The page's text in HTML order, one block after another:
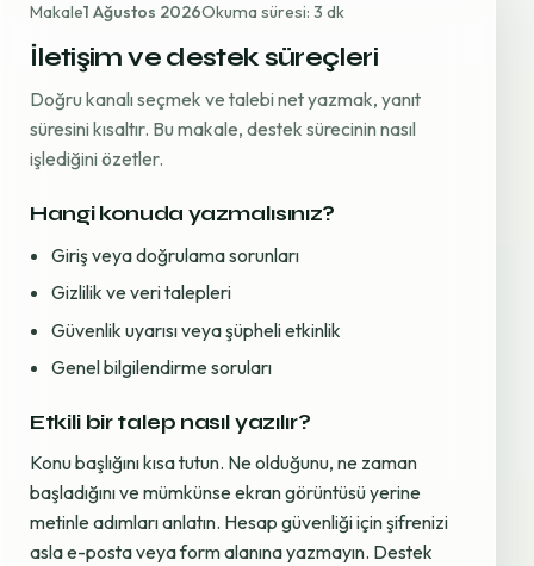
Makale1 Ağustos 2026Okuma süresi: 3 dk
İletişim ve destek süreçleri
Doğru kanalı seçmek ve talebi net yazmak, yanıt
süresini kısaltır. Bu makale, destek sürecinin nasıl
işlediğini özetler.
Hangi konuda yazmalısınız?
Giriş veya doğrulama sorunları
Gizlilik ve veri talepleri
Güvenlik uyarısı veya şüpheli etkinlik
Genel bilgilendirme soruları
Etkili bir talep nasıl yazılır?
Konu başlığını kısa tutun. Ne olduğunu, ne zaman
başladığını ve mümkünse ekran görüntüsü yerine
metinle adımları anlatın. Hesap güvenliği için şifrenizi
asla e-posta veya form alanına yazmayın. Destek